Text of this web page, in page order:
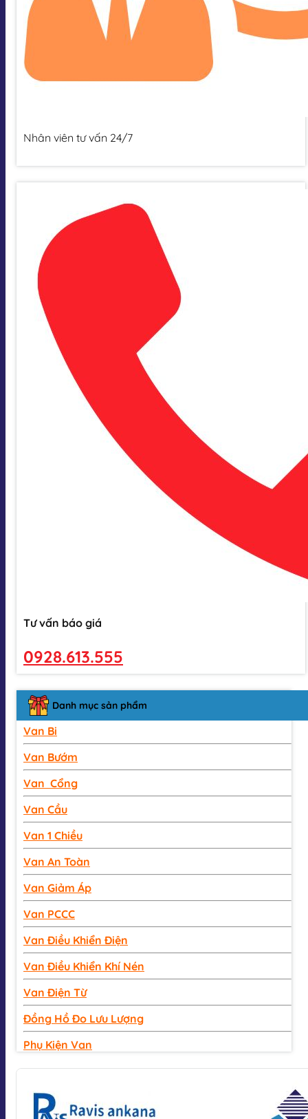
Nhân viên tư vấn 24/7
Tư vấn báo giá
0928.613.555
Danh mục sản phẩm
Van Bi
Van Bướm
Van Cổng
Van Cầu
Van 1 Chiều
Van An Toàn
Van Giảm Áp
Van PCCC
Van Điều Khiển Điện
Van Điều Khiển Khí Nén
Van Điện Từ
Đồng Hồ Đo Lưu Lượng
Phụ Kiện Van